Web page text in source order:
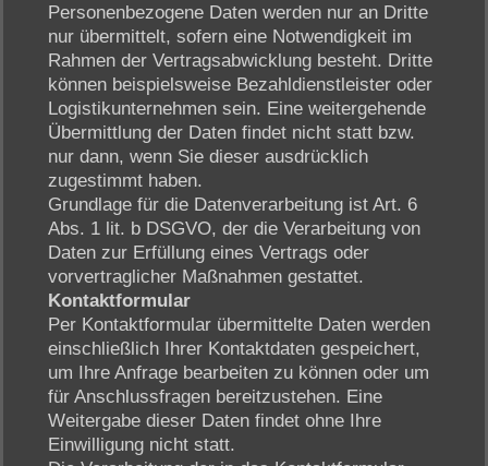
Personenbezogene Daten werden nur an Dritte
nur übermittelt, sofern eine Notwendigkeit im
Rahmen der Vertragsabwicklung besteht. Dritte
können beispielsweise Bezahldienstleister oder
Logistikunternehmen sein. Eine weitergehende
Übermittlung der Daten findet nicht statt bzw.
nur dann, wenn Sie dieser ausdrücklich
zugestimmt haben.
Grundlage für die Datenverarbeitung ist Art. 6
Abs. 1 lit. b DSGVO, der die Verarbeitung von
Daten zur Erfüllung eines Vertrags oder
vorvertraglicher Maßnahmen gestattet.
Kontaktformular
Per Kontaktformular übermittelte Daten werden
einschließlich Ihrer Kontaktdaten gespeichert,
um Ihre Anfrage bearbeiten zu können oder um
für Anschlussfragen bereitzustehen. Eine
Weitergabe dieser Daten findet ohne Ihre
Einwilligung nicht statt.